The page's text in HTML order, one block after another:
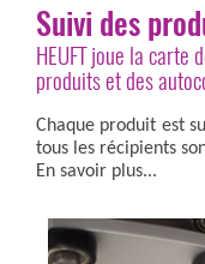
Suivi des
HEUFT joue la carte
produits et des
Chaque produit est
tous les récipients
En savoir plus...